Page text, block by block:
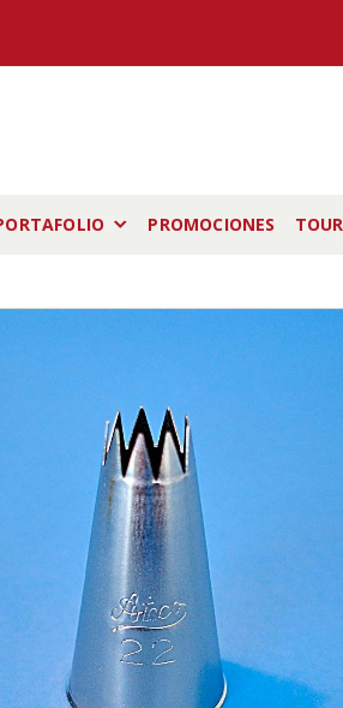
PROMOCIONES